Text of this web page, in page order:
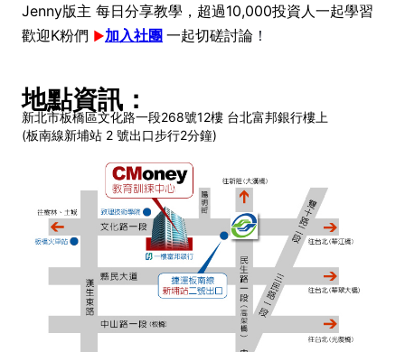
Jenny版主 每日分享教學， 超過10,000投資人一起學習
歡迎K粉們 ►加入社團 一起切磋討論 ！
地點資訊：
新北市板橋區文化路一段268號12樓 台北富邦銀行樓上
(板南線新埔站 2 號出口步行2分鐘)